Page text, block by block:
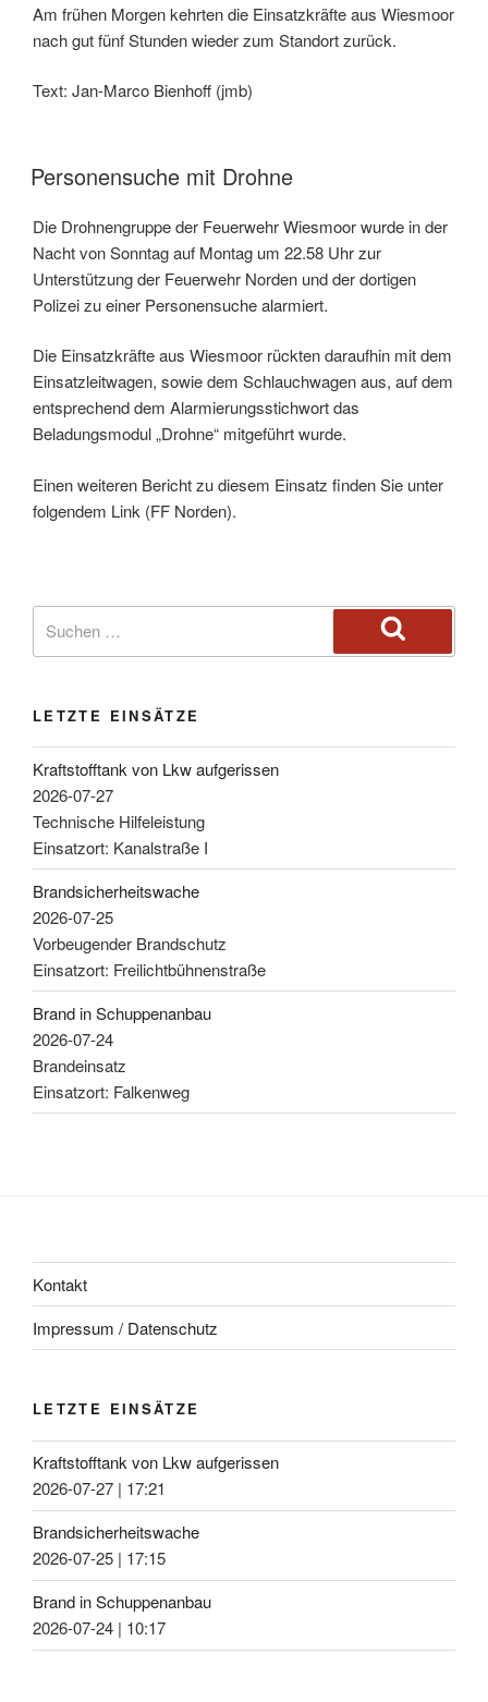
Am frühen Morgen kehrten die Einsatzkräfte aus Wiesmoor
nach gut fünf Stunden wieder zum Standort zurück.
Text: Jan-Marco Bienhoff (jmb)
Personensuche mit Drohne
Die Drohnengruppe der Feuerwehr Wiesmoor wurde in der
Nacht von Sonntag auf Montag um 22.58 Uhr zur
Unterstützung der Feuerwehr Norden und der dortigen
Polizei zu einer Personensuche alarmiert.
Die Einsatzkräfte aus Wiesmoor rückten daraufhin mit dem
Einsatzleitwagen, sowie dem Schlauchwagen aus, auf dem
entsprechend dem Alarmierungsstichwort das
Beladungsmodul „Drohne“ mitgeführt wurde.
Einen weiteren Bericht zu diesem Einsatz finden Sie unter
folgendem Link (FF Norden).
LETZTE EINSÄTZE
Kraftstofftank von Lkw aufgerissen
2026-07-27
Technische Hilfeleistung
Einsatzort: Kanalstraße I
Brandsicherheitswache
2026-07-25
Vorbeugender Brandschutz
Einsatzort: Freilichtbühnenstraße
Brand in Schuppenanbau
2026-07-24
Brandeinsatz
Einsatzort: Falkenweg
Kontakt
Impressum / Datenschutz
LETZTE EINSÄTZE
Kraftstofftank von Lkw aufgerissen
2026-07-27 | 17:21
Brandsicherheitswache
2026-07-25 | 17:15
Brand in Schuppenanbau
2026-07-24 | 10:17